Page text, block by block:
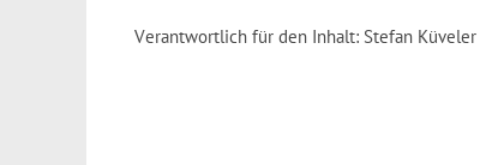
Verantwortlich für den Inhalt: Stefan Küveler